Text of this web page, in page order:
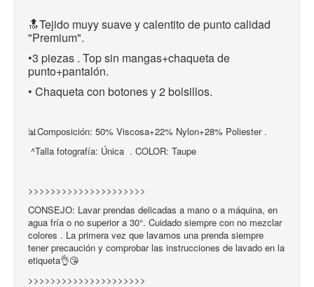
🔝Tejido muyy suave y calentito de punto calidad
"Premium".
•3 piezas . Top sin mangas+chaqueta de
punto+pantalón.
• Chaqueta con botones y 2 bolsillos.
📊Composición: 50% Viscosa+22% Nylon+28% Poliester .
^Talla fotografía: Única . COLOR: Taupe
>>>>>>>>>>>>>>>>>>>>>
CONSEJO: Lavar prendas delicadas a mano o a máquina, en
agua fría o no superior a 30°. Cuidado siempre con no mezclar
colores . La primera vez que lavamos una prenda siempre
tener precaución y comprobar las instrucciones de lavado en la
etiqueta👌😘
>>>>>>>>>>>>>>>>>>>>>